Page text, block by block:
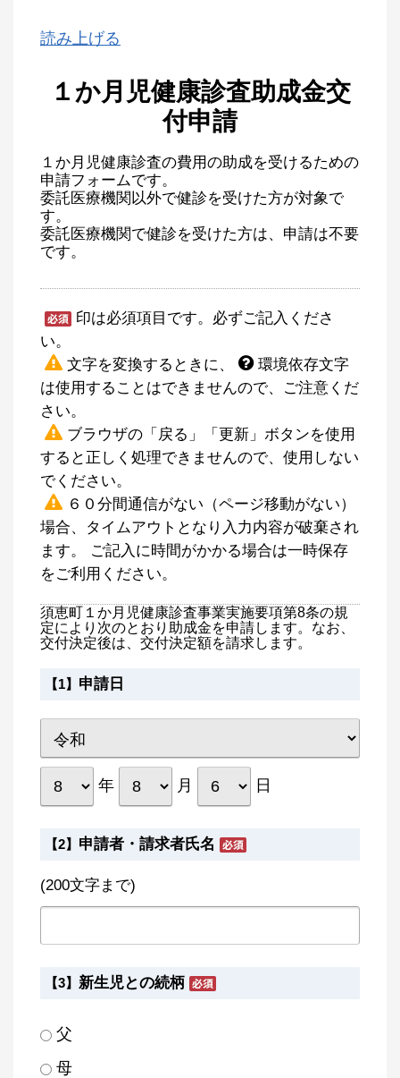
読み上げる
１か月児健康診査助成金交
付申請
１か月児健康診査の費用の助成を受けるための
申請フォームです。
委託医療機関以外で健診を受けた方が対象で
す。
委託医療機関で健診を受けた方は、申請は不要
です。
印は必須項目です。必ずご記入くださ
い。
文字を変換するときに、
環境依存文字
は使用することはできませんので、ご注意くだ
さい。
ブラウザの「戻る」「更新」ボタンを使用
すると正しく処理できませんので、使用しない
でください。
６０分間通信がない（ページ移動がない）
場合、タイムアウトとなり入力内容が破棄され
ます。 ご記入に時間がかかる場合は一時保存
をご利用ください。
須恵町１か月児健康診査事業実施要項第8条の規
定により次のとおり助成金を申請します。なお、
交付決定後は、交付決定額を請求します。
【1】 申請日
年 月 日
【2】 申請者・請求者氏名
(200文字まで)
【3】 新生児との続柄
父
母